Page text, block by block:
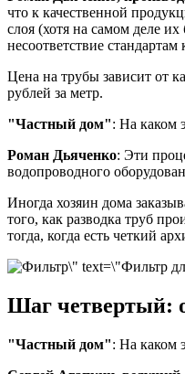
что к качественной
слоя (хотя на самом деле
несоответствие
Цена на трубы зависит от
рублей за метр.
"Частный дом": На каком
Роман Дьяченко: Эти
водопроводного
Иногда хозяин дома
того, как разводка труб
тогда, когда есть четкий
Шаг четвертый:
"Частный дом": На каком